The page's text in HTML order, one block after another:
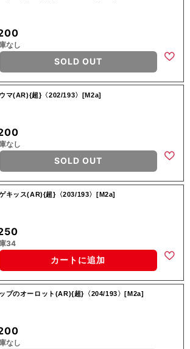
なし
SOLD OUT
マ(AR){超}〈202/193〉[M2a]
なし
SOLD OUT
ゲキッス(AR){超}〈203/193〉[M2a]
34
カートに追加
プのオーロット(AR){超}〈204/193〉[M2a]
なし